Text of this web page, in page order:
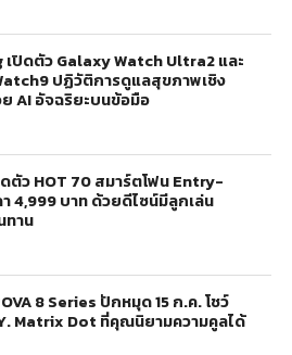
เปิดตัว Galaxy Watch Ultra2 และ
ปฏิวัติการดูแลสุขภาพเชิง
AI อัจฉริยะบนข้อมือ
ตัว HOT 70 สมาร์ตโฟน Entry-
4,999 บาท ด้วยดีไซน์มีลูกเล่น
ทาน
8 Series ปักหมุด 15 ก.ค. โชว์
Matrix Dot ที่คุณนิยามความคูลได้